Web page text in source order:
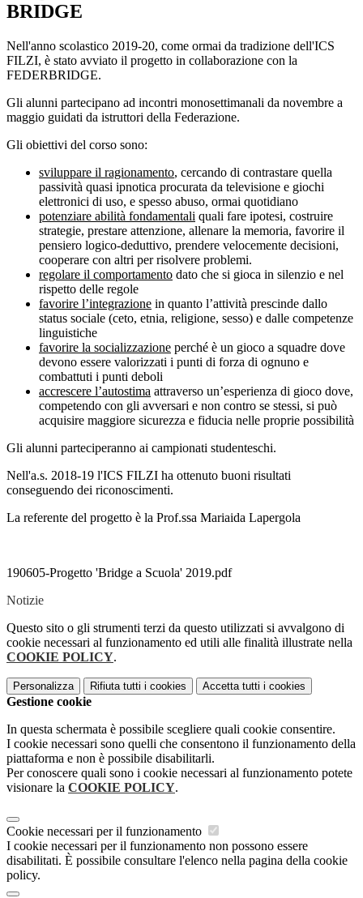
BRIDGE
Nell'anno scolastico 2019-20, come ormai da tradizione dell'ICS
FILZI, è stato avviato il progetto in collaborazione con la
FEDERBRIDGE.
Gli alunni partecipano ad incontri monosettimanali da novembre a
maggio guidati da istruttori della Federazione.
Gli obiettivi del corso sono:
sviluppare il ragionamento, cercando di contrastare quella
passività quasi ipnotica procurata da televisione e giochi
elettronici di uso, e spesso abuso, ormai quotidiano
potenziare abilità fondamentali quali fare ipotesi, costruire
strategie, prestare attenzione, allenare la memoria, favorire il
pensiero logico-deduttivo, prendere velocemente decisioni,
cooperare con altri per risolvere problemi.
regolare il comportamento dato che si gioca in silenzio e nel
rispetto delle regole
favorire l’integrazione in quanto l’attività prescinde dallo
status sociale (ceto, etnia, religione, sesso) e dalle competenze
linguistiche
favorire la socializzazione perché è un gioco a squadre dove
devono essere valorizzati i punti di forza di ognuno e
combattuti i punti deboli
accrescere l’autostima attraverso un’esperienza di gioco dove,
competendo con gli avversari e non contro se stessi, si può
acquisire maggiore sicurezza e fiducia nelle proprie possibilità
Gli alunni parteciperanno ai campionati studenteschi.
Nell'a.s. 2018-19 l'ICS FILZI ha ottenuto buoni risultati
conseguendo dei riconoscimenti.
La referente del progetto è la Prof.ssa Mariaida Lapergola
190605-Progetto 'Bridge a Scuola' 2019.pdf
Notizie
Questo sito o gli strumenti terzi da questo utilizzati si avvalgono di
cookie necessari al funzionamento ed utili alle finalità illustrate nella
COOKIE POLICY.
Personalizza Rifiuta tutti i cookies Accetta tutti i cookies
Gestione cookie
In questa schermata è possibile scegliere quali cookie consentire.
I cookie necessari sono quelli che consentono il funzionamento della
piattaforma e non è possibile disabilitarli.
Per conoscere quali sono i cookie necessari al funzionamento potete
visionare la COOKIE POLICY.
Cookie necessari per il funzionamento
I cookie necessari per il funzionamento non possono essere
disabilitati. È possibile consultare l'elenco nella pagina della cookie
policy.